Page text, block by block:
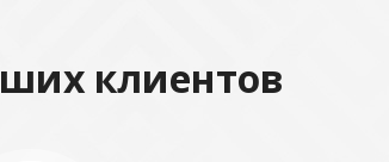
клиентов